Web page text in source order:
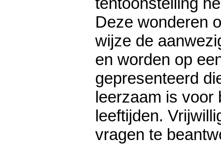
Deze wonderen
wijze de
en worden op
gepresenteerd
leerzaam is voor
leeftijden.
vragen te